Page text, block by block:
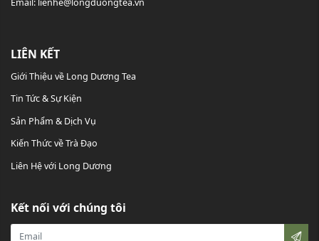
Email: lienhe@longduongtea.vn
LIÊN KẾT
Giới Thiệu về Long Dương Tea
Tin Tức & Sự Kiện
Sản Phẩm & Dịch Vụ
Kiến Thức về Trà Đạo
Liên Hệ với Long Dương
Kết nối với chúng tôi